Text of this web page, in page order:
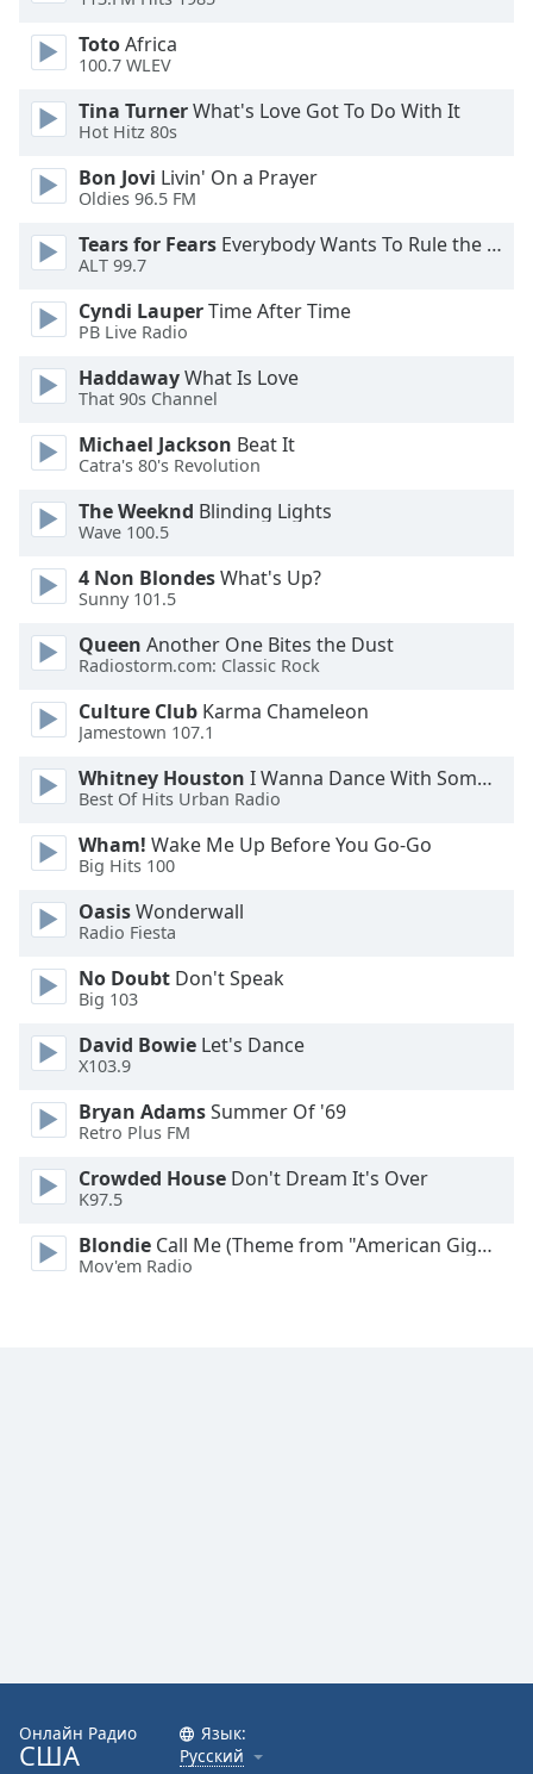
dialog
window.
cancel
and
close
window.
Text
Color
Opacity
Color
Opacity
Caption
Area
Background
Color
Opacity
Font
Text
Edge
Family
Reset
Close
Modal
Dialog
TotoAfrica
100.7 WLEV
Tina TurnerWhat's Love Got To Do With It
Hot Hitz 80s
Bon Jovi Livin' On a Prayer
Oldies 96.5 FM
Tears for Fears Everybody Wants To Rule the World
ALT 99.7
Cyndi LauperTime After Time
PB Live Radio
HaddawayWhat Is Love
That 90s Channel
Michael Jackson Beat It
Catra's 80's Revolution
The Weeknd Blinding Lights
Wave 100.5
4 Non BlondesWhat's Up?
Sunny 101.5
Queen Another One Bites the Dust
Radiostorm.com: Classic Rock
Culture Club Karma Chameleon
Jamestown 107.1
Whitney Houston I Wanna Dance With Somebody
Best Of Hits Urban Radio
Wham! Wake Me Up Before You Go-Go
Big Hits 100
OasisWonderwall
Radio Fiesta
No Doubt Don't Speak
Big 103
David Bowie Let's Dance
X103.9
Bryan AdamsSummer Of '69
Retro Plus FM
Crowded House Don't Dream It's Over
K97.5
Blondie Call Me (Theme from "American Gigolo")
Mov'em Radio
Онлайн Радио
США
Язык:
Русский